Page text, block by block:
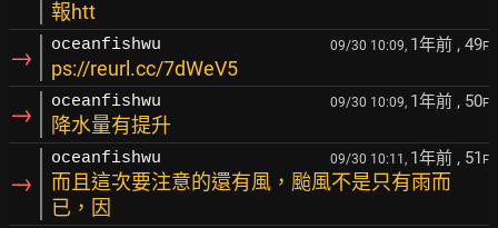
報htt
→ oceanfishwu 09/30 10:09, 1年前 , 49F
ps://reurl.cc/7dWeV5
→ oceanfishwu 09/30 10:09, 1年前 , 50F
降水量有提升
→
oceanfishwu 09/30 10:11, 1年前 , 51 F
而且這次要注意的還有風，颱風不是只有雨而
已，因